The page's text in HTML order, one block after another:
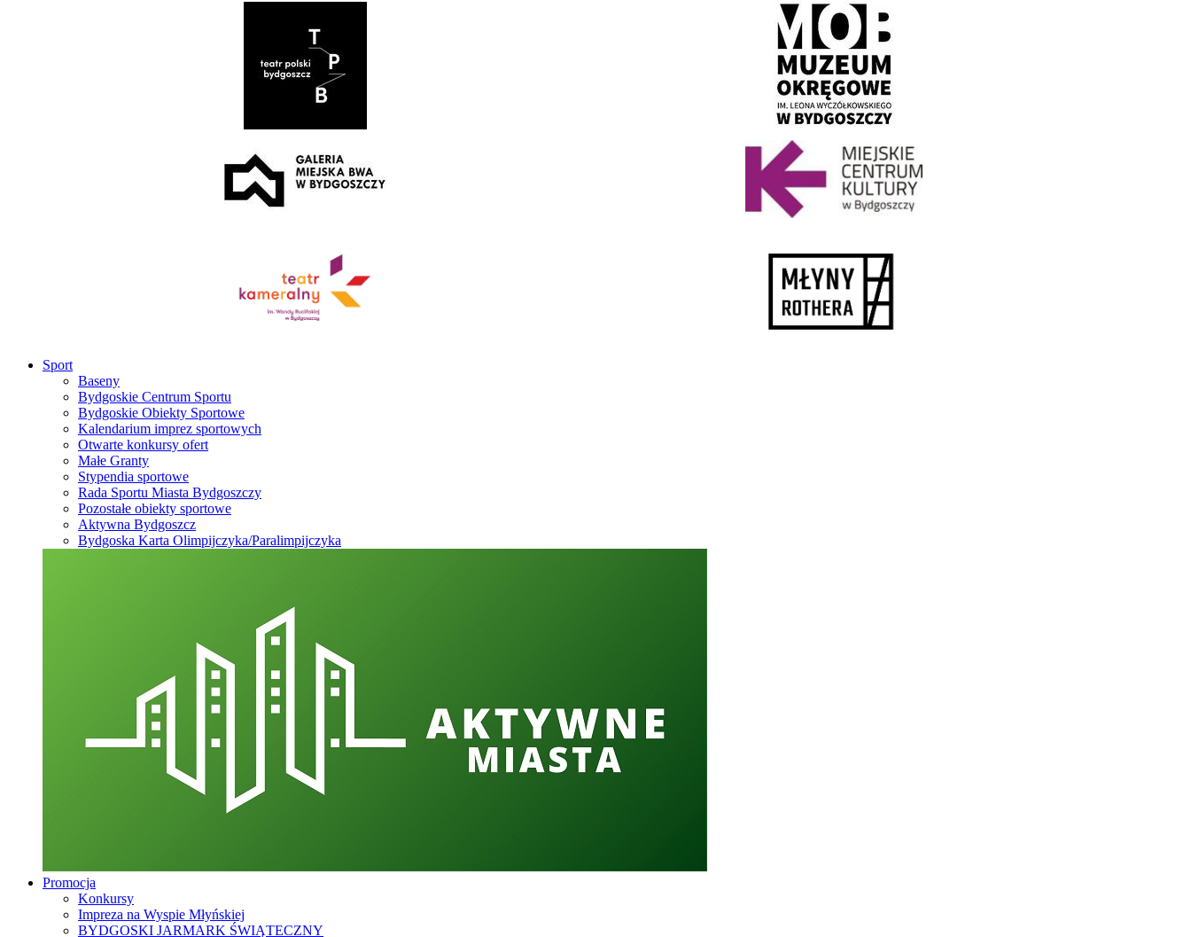
Sport
Baseny
Bydgoskie Centrum Sportu
Bydgoskie Obiekty Sportowe
Kalendarium imprez sportowych
Otwarte konkursy ofert
Małe Granty
Stypendia sportowe
Rada Sportu Miasta Bydgoszczy
Pozostałe obiekty sportowe
Aktywna Bydgoszcz
Bydgoska Karta Olimpijczyka/Paralimpijczyka
Promocja
Konkursy
Impreza na Wyspie Młyńskiej
BYDGOSKI JARMARK ŚWIĄTECZNY